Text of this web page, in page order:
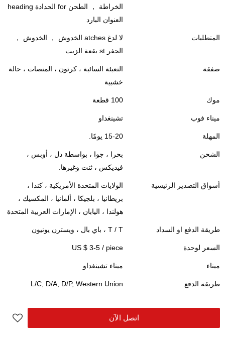
الخراطة ， الطحن for الحدادة heading
العنوان البارد
المتطلبات
لا لدغ atches الخدوش ， الخدوش ，
الحفر st بقعة الزيت
صفقة
التعبئة السائبة ، كرتون ، المنصات ، حالة
خشبية
موك 100 قطعة
ميناء فوب تشينغداو
المهلة 15-20 يومًا.
الشحن
بحرا ، جوا ، بواسطة دل ، أوبس ،
فيديكس ، ثنت وغيرها.
أسواق التصدير الرئيسية
الولايات المتحدة الأمريكية ، كندا ،
بريطانيا ، بلجيكا ، ألمانيا ، المكسيك ،
هولندا ، اليابان ، الإمارات العربية المتحدة
طريقة الدفع او السداد T / T ، باي بال ، ويسترن يونيون
السعر لوحدة US $ 3-5 / piece
ميناء ميناء تشينغداو
طريقة الدفع L/C, D/A, D/P, Western Union
اتصل الآن